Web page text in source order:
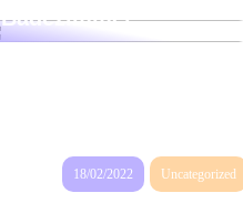
Badezimmer
18/02/2022 Uncategorized